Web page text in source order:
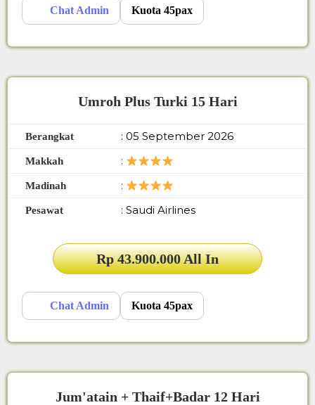
Chat Admin Kuota 45pax
Umroh Plus Turki 15 Hari
Berangkat : 05 September 2026
Makkah :
Madinah :
Pesawat : Saudi Airlines
Rp 43.900.000 All In
Chat Admin Kuota 45pax
Jum'atain + Thaif+Badar 12 Hari